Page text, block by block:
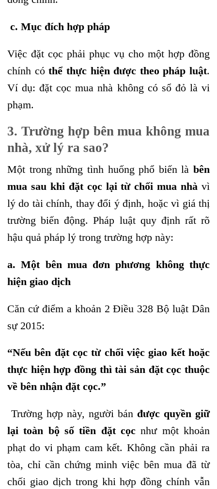
c. Mục đích hợp pháp
Việc đặt cọc phải phục vụ cho một hợp đồng
chính cóthể thực hiện được theo pháp luật.
Ví dụ: đặt cọc mua nhà không có sổ đỏ là vi
phạm.
3. Trường hợp bên mua không mua
nhà, xử lý ra sao?
Một trong những tình huống phổ biến là bên
mua sau khi đặt cọc lại từ chối mua nhà vì
lý do tài chính, thay đổi ý định, hoặc vì giá thị
trường biến động. Pháp luật quy định rất rõ
hậu quả pháp lý trong trường hợp này:
a. Một bên mua đơn phương không thực
hiện giao dịch
Căn cứ điểm a khoản 2 Điều 328 Bộ luật Dân
sự 2015:
“Nếu bên đặt cọc từ chối việc giao kết hoặc
thực hiện hợp đồng thì tài sản đặt cọc thuộc
về bên nhận đặt cọc.”
Trường hợp này, người bán được quyền giữ
lại toàn bộ số tiền đặt cọc như một khoản
phạt do vi phạm cam kết. Không cần phải ra
tòa, chỉ cần chứng minh việc bên mua đã từ
chối giao dịch trong khi hợp đồng chính vẫn